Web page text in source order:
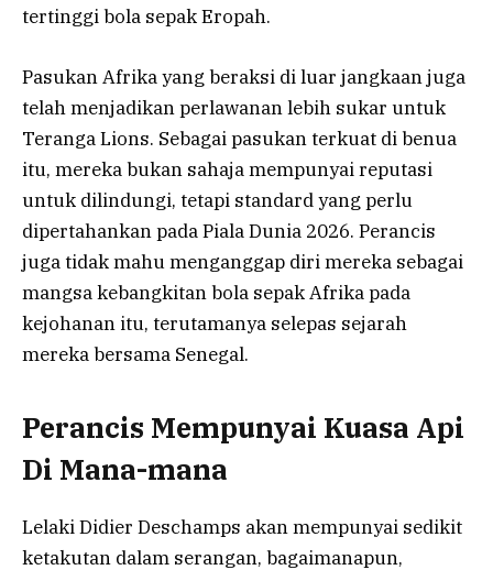
tertinggi bola sepak Eropah.
Pasukan Afrika yang beraksi di luar jangkaan juga
telah menjadikan perlawanan lebih sukar untuk
Teranga Lions. Sebagai pasukan terkuat di benua
itu, mereka bukan sahaja mempunyai reputasi
untuk dilindungi, tetapi standard yang perlu
dipertahankan pada Piala Dunia 2026. Perancis
juga tidak mahu menganggap diri mereka sebagai
mangsa kebangkitan bola sepak Afrika pada
kejohanan itu, terutamanya selepas sejarah
mereka bersama Senegal.
Perancis Mempunyai Kuasa Api
Di Mana-mana
Lelaki Didier Deschamps akan mempunyai sedikit
ketakutan dalam serangan, bagaimanapun,